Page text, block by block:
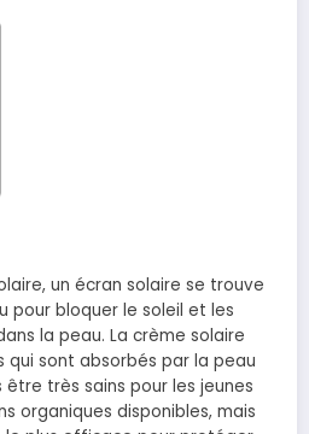
un écran solaire se trouve
pour bloquer le soleil et les
la peau. La crème solaire
sont absorbés par la peau
très sains pour les jeunes
organiques disponibles, mais